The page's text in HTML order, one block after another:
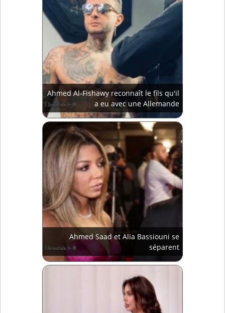
Ahmed Al-Fishawy reconnaît le fils qu'il
a eu avec une Allemande
Ahmed Saad et Alia Bassiouni se
séparent